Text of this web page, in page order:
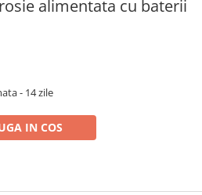
alimentata cu baterii
- 14 zile
IN COS